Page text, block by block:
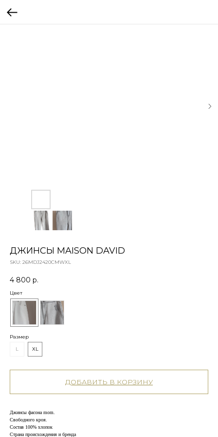
ДЖИНСЫ MAISON DAVID
SKU: 26MDJ2420CMWXL
4 800 р.
Цвет
Размер
L
XL
ДОБАВИТЬ В КОРЗИНУ
Джинсы фасона mom.
Свободного кроя.
Состав 100% хлопок
Страна происхождения и бренда